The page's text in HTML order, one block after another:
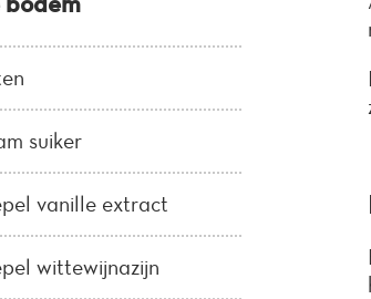
suiker
vanille extract
wittewijnazijn